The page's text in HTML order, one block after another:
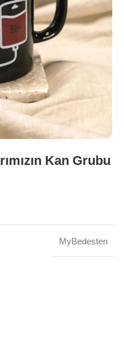
Kan Grubu
MyBedesten